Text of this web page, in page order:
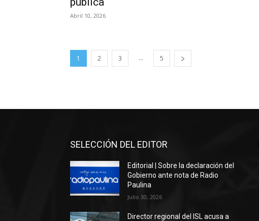
Abril 10, 2026
1 2 3 ... 5
SELECCIÓN DEL EDITOR
Editorial | Sobre la declaración del
Gobierno ante nota de Radio
Paulina
Julio 30, 2026
Director regional del ISL acusa a